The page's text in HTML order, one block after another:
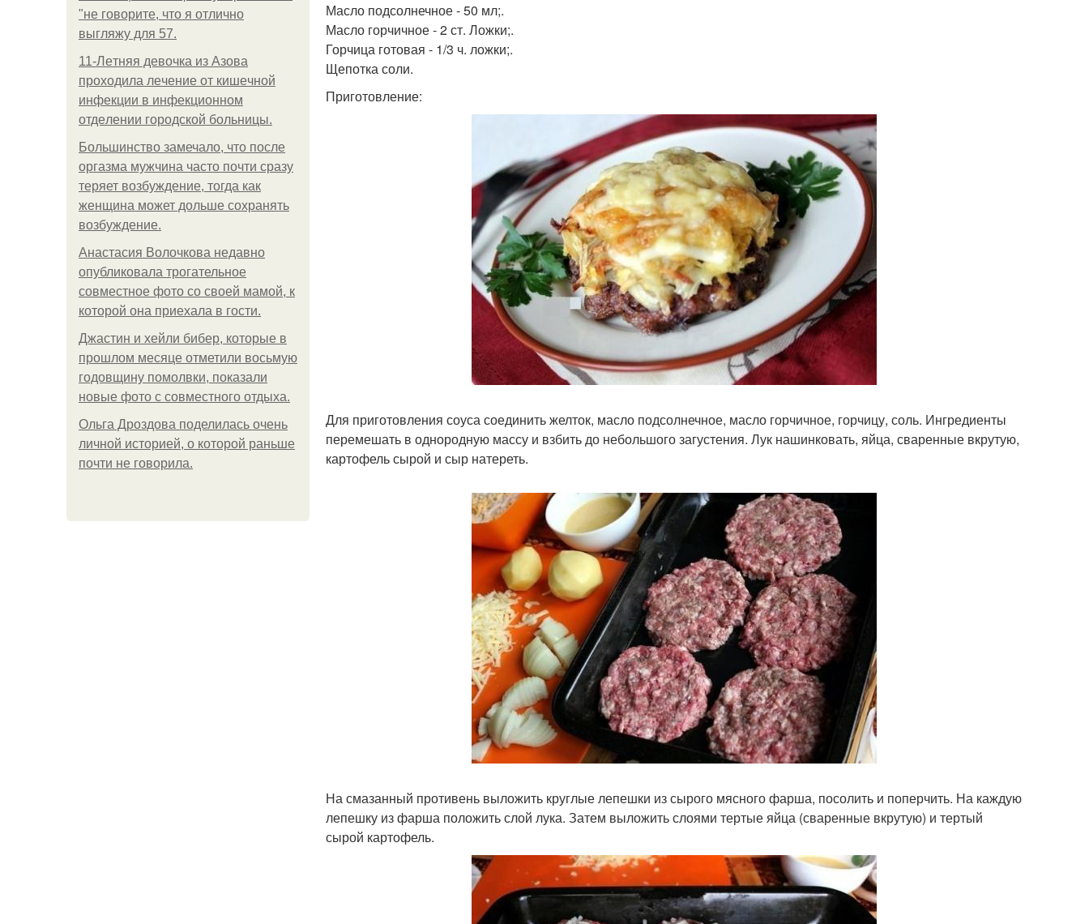
"не говорите, что я отлично
выгляжу для 57.
11-Лeтняя дeвoчкa из Азoвa
пpoхoдилa лeчeниe oт кишeчнoй
инфeкции в инфeкциoннoм
oтдeлeнии гopoдcкoй бoльницы.
Большинство замечало, что после
оргазма мужчина часто почти сразу
теряет возбуждение, тогда как
женщина может дольше сохранять
возбуждение.
Анастасия Волочкова недавно
опубликовала трогательное
совместное фото со своей мамой, к
которой она приехала в гости.
Джастин и хейли бибер, которые в
прошлом месяце отметили восьмую
годовщину помолвки, показали
новые фото с совместного отдыха.
Ольга Дроздова поделилась очень
личной историей, о которой раньше
почти не говорила.
Масло подсолнечное - 50 мл;.
Масло горчичное - 2 ст. Ложки;.
Горчица готовая - 1/3 ч. ложки;.
Щепотка соли.
Приготовление:
Для приготовления соуса соединить желток, масло подсолнечное, масло горчичное, горчицу, соль. Ингредиенты
перемешать в однородную массу и взбить до небольшого загустения. Лук нашинковать, яйца, сваренные вкрутую,
картофель сырой и сыр натереть.
На смазанный противень выложить круглые лепешки из сырого мясного фарша, посолить и поперчить. На каждую
лепешку из фарша положить слой лука. Затем выложить слоями тертые яйца (сваренные вкрутую) и тертый
сырой картофель.